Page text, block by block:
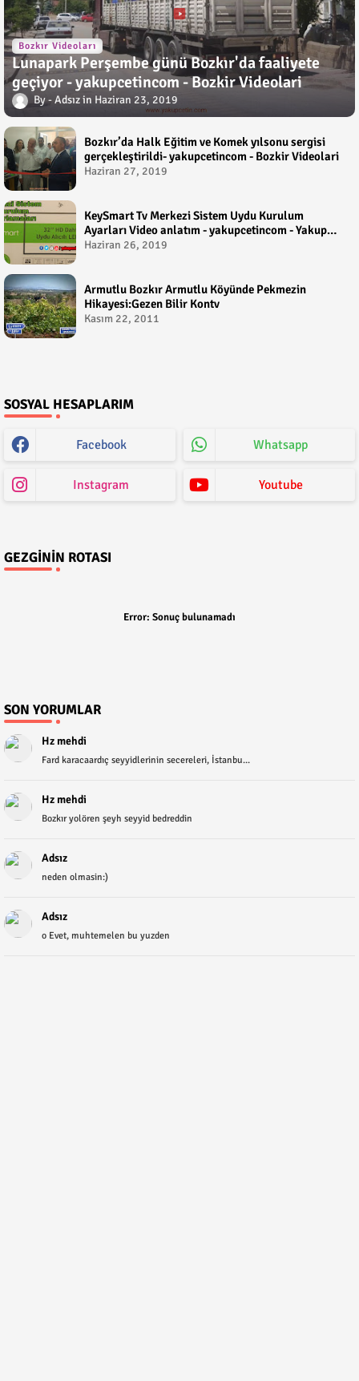
Bozkır Videoları
Lunapark Perşembe günü Bozkır'da faaliyete
geçiyor - yakupcetincom - Bozkir Videolari
Adsız Haziran 23, 2019
Bozkır’da Halk Eğitim ve Komek yılsonu sergisi
gerçekleştirildi- yakupcetincom - Bozkir Videolari
Haziran 27, 2019
KeySmart Tv Merkezi Sistem Uydu Kurulum
Ayarları Video anlatım - yakupcetincom - Yakup
Çetin
Haziran 26, 2019
Armutlu Bozkır Armutlu Köyünde Pekmezin
Hikayesi:Gezen Bilir Kontv
Kasım 22, 2011
SOSYAL HESAPLARIM
Facebook Whatsapp
Instagram Youtube
GEZGININ ROTASI
Error: Sonuç bulunamadı
SON YORUMLAR
Hz mehdi
Fard karacaardıç seyyidlerinin secereleri, İstanbu...
Hz mehdi
Bozkır yolören şeyh seyyid bedreddin
Adsız
neden olmasin:)
Adsız
o Evet, muhtemelen bu yuzden